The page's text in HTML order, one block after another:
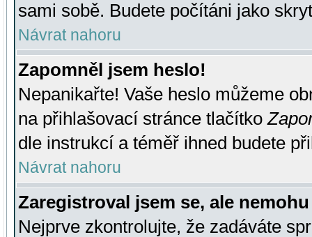
sami sobě. Budete počítáni jako
Návrat nahoru
Zapomněl jsem heslo!
Nepanikařte! Vaše heslo můžeme
na přihlašovací stránce tlačítko
dle instrukcí a téměř ihned budete
Návrat nahoru
Zaregistroval jsem se, ale
Nejprve zkontrolujte, že zadáváte